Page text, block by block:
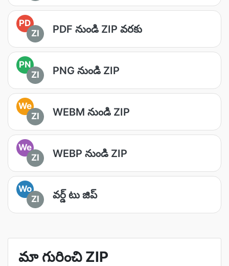
PD
ZI
PDF నుండి ZIP వరకు
PN
ZI
PNG నుండి ZIP
We
ZI
WEBM నుండి ZIP
We
ZI
WEBP నుండి ZIP
Wo
ZI
వర్డ్ టు జిప్
మా గురించి ZIP